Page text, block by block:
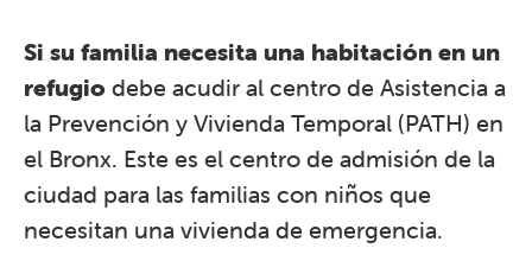
Si su familia necesita una habitación en un
refugio debe acudir al centro de Asistencia a
la Prevención y Vivienda Temporal (PATH) en
el Bronx. Este es el centro de admisión de la
ciudad para las familias con niños que
necesitan una vivienda de emergencia.